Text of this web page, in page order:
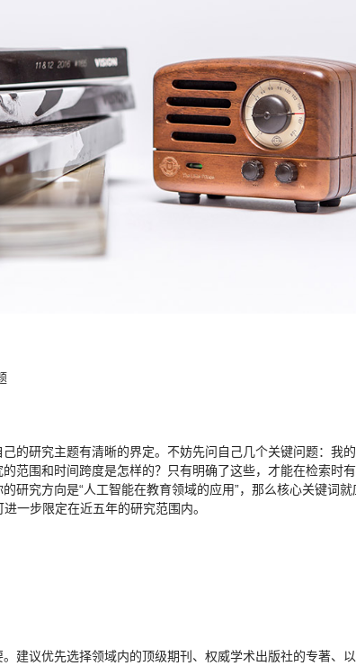
的研究主题有清晰的界定。不妨先问自己几个关键问题：我
范围和时间跨度是怎样的？只有明确了这些，才能在检索时
研究方向是“人工智能在教育领域的应用”，那么核心关键词就
一步限定在近五年的研究范围内。
建议优先选择领域内的顶级期刊、权威学术出版社的专著、